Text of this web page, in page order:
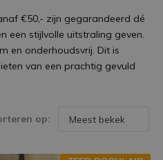
€50,- zijn gegarandeerd dé
een stijlvolle uitstraling geven.
en onderhoudsvrij. Dit is
van een prachtig gevuld
op: